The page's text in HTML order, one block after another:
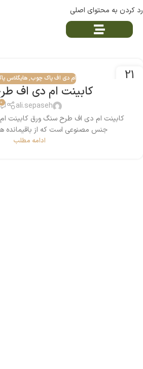
رد کردن به محتوای اصلی
21 ام دی اف پاک چوب,هایگلاس
کابینت ام دی اف
ali.sepaseh
0
کابینت ام دی اف طرح سنگ ورق‌
جنس مصنوعی است که از باقیمانده
ادامه مطلب